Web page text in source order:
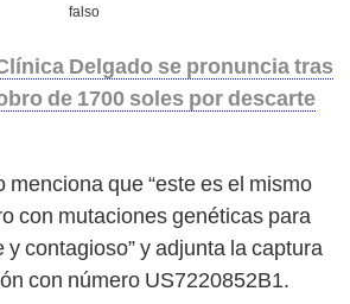
falso
Delgado se pronuncia tras
de 1700 soles por descarte
menciona que “este es el mismo
con mutaciones genéticas para
y contagioso” y adjunta la captura
con número US7220852B1.